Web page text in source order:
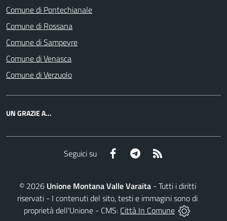
Comune di Pontechianale
Comune di Rossana
Comune di Sampeyre
Comune di Venasca
Comune di Verzuolo
UN GRAZIE A...
Seguici su Facebook Telegram
© 2026 Unione Montana Valle Varaita- Tutti i diritti
riservati - I contenuti del sito, testi e immagini sono di
proprietà dell'Unione - CMS: Città In Comune